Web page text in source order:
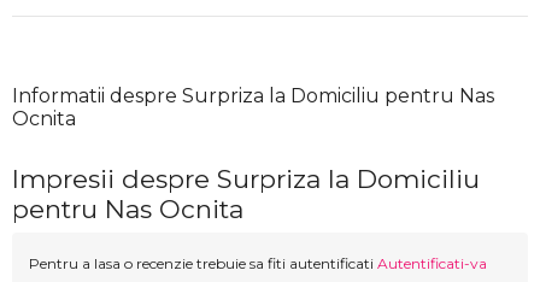
Informatii despre Surpriza la Domiciliu pentru Nas
Ocnita
Impresii despre Surpriza la Domiciliu
pentru Nas Ocnita
Pentru a lasa o recenzie trebuie sa fiti autentificati Autentificati-va